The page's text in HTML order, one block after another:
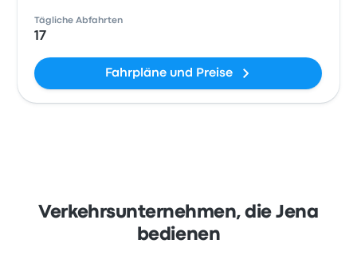
Tägliche Abfahrten
17
Fahrpläne und Preise
Verkehrsunternehmen, die Jena
bedienen